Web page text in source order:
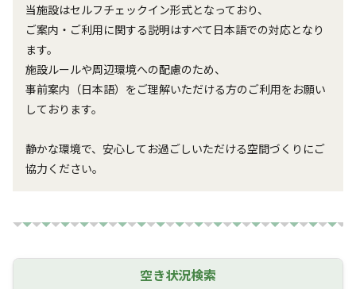
当施設はセルフチェックイン形式となっており、
ご案内・ご利用に関する説明はすべて日本語での対応となり
ます。
施設ルールや周辺環境への配慮のため、
事前案内（日本語）をご理解いただける方のご利用をお願い
しております。
静かな環境で、安心してお過ごしいただける空間づくりにご
協力ください。
空き状況検索